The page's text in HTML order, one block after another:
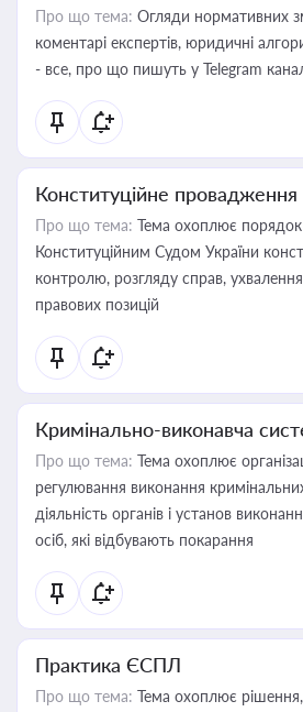
Про що тема: Огляди нормативних
коментарі експертів, юридичні
- все, про що пишуть у Telegram
Конституційне провадження
Про що тема: Тема охоплює порядок
Конституційним Судом України
контролю, розгляду справ,
правових позицій
Кримінально-виконавча
Про що тема: Тема охоплює
регулювання виконання
діяльність органів і установ
осіб, які відбувають покарання
Практика ЄСПЛ
Про що тема: Тема охоплює рішення,